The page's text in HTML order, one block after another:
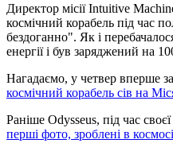
Директор місії Intuitive
космічний корабель під час
бездоганно". Як і
енергії і був заряджений на
Нагадаємо, у четвер вперше
космічний корабель сів на
Раніше Odysseus, під час
перші фото, зроблені в космосі